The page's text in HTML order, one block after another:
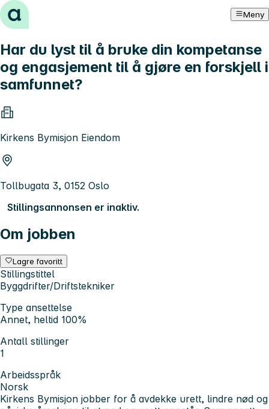
Hopp til innhold Meny
Har du lyst til å bruke din kompetanse
og engasjement til å gjøre en forskjell i
samfunnet?
Kirkens Bymisjon Eiendom
Tollbugata 3, 0152 Oslo
Stillingsannonsen er inaktiv.
Om jobben
Lagre favoritt
Stillingstittel
Byggdrifter/Driftstekniker
Type ansettelse
Annet, heltid 100%
Antall stillinger
1
Arbeidsspråk
Norsk
Kirkens Bymisjon jobber for å avdekke urett, lindre nød og